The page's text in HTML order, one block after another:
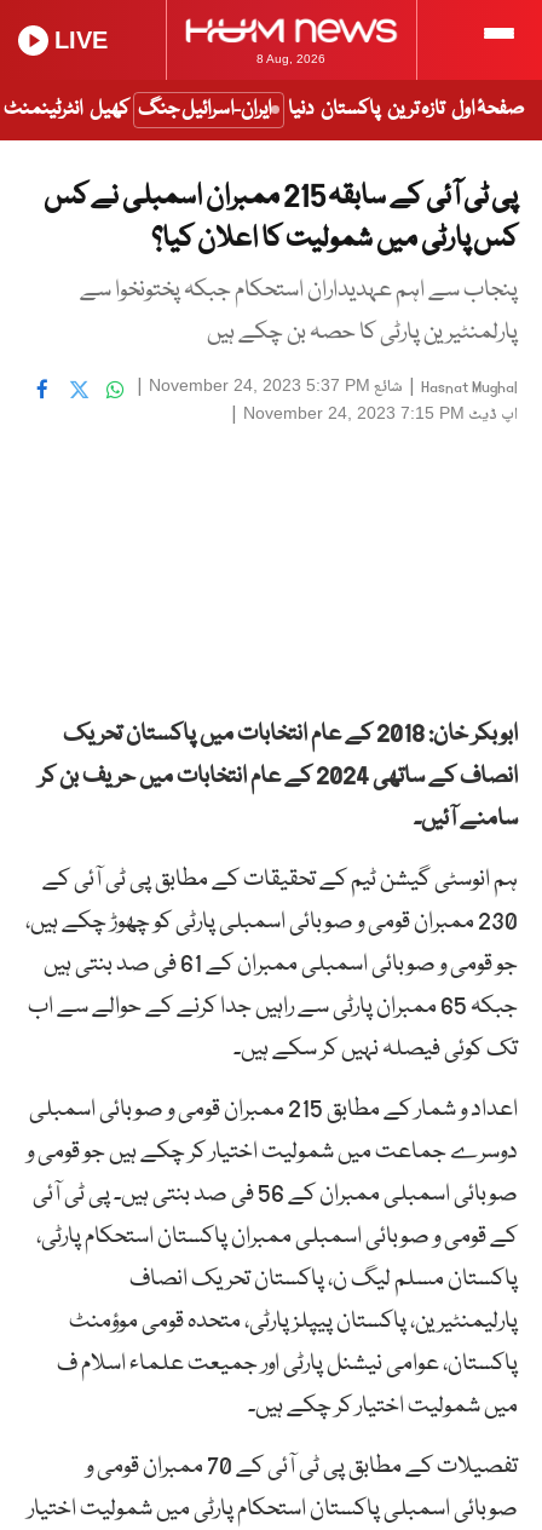
8 Aug, 2026
LIVE
صفحۂ اول تازہ ترین پاکستان دنیا ایران-اسرائیل جنگ کھیل انٹرٹینمنٹ
پی ٹی آئی کے سابقہ 215 ممبران اسمبلی نے کس
کس پارٹی میں شمولیت کا اعلان کیا؟
پنجاب سے اہم عہدیداران استحکام جبکہ پختونخوا سے
پارلمنٹیرین پارٹی کا حصہ بن چکے ہیں
Hasnat Mughal
| شائع November 24, 2023 5:37 PM
|
اپ ڈیٹ November 24, 2023 7:15 PM
|
ابوبکر خان: 2018 کے عام انتخابات میں پاکستان تحریک
انصاف کے ساتھی 2024 کے عام انتخابات میں حریف بن کر
سامنے آئیں۔
ہم انوسٹی گیشن ٹیم کے تحقیقات کے مطابق پی ٹی آئی کے
230 ممبران قومی و صوبائی اسمبلی پارٹی کو چھوڑ چکے ہیں،
جو قومی و صوبائی اسمبلی ممبران کے 61 فی صد بنتی ہیں
جبکہ 65 ممبران پارٹی سے راہیں جدا کرنے کے حوالے سے اب
تک کوئی فیصلہ نہیں کر سکے ہیں۔
اعداد و شمار کے مطابق 215 ممبران قومی و صوبائی اسمبلی
دوسرے جماعت میں شمولیت اختیار کر چکے ہیں جو قومی و
صوبائی اسمبلی ممبران کے 56 فی صد بنتی ہیں۔ پی ٹی آئی
کے قومی و صوبائی اسمبلی ممبران پاکستان استحکام پارٹی،
پاکستان مسلم لیگ ن، پاکستان تحریک انصاف
پارلیمنٹیرین، پاکستان پیپلز پارٹی، متحدہ قومی موؤمنٹ
پاکستان، عوامی نیشنل پارٹی اور جمیعت علماء اسلام ف
میں شمولیت اختیار کر چکے ہیں۔
تفصیلات کے مطابق پی ٹی آئی کے 70 ممبران قومی و
صوبائی اسمبلی پاکستان استحکام پارٹی میں شمولیت اختیار